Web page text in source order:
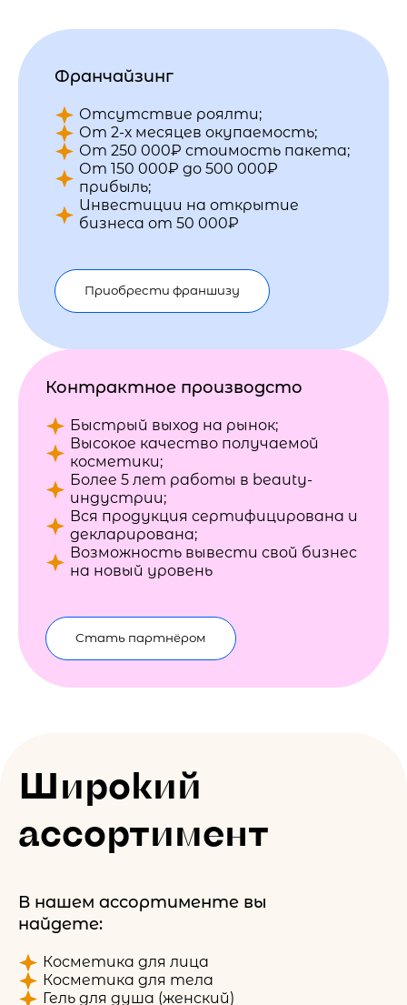
Франчайзинг
Отсутствие роялти;
От 2-х месяцев окупаемость;
От 250 000₽ стоимость пакета;
От 150 000₽ до 500 000₽
прибыль;
Инвестиции на открытие
бизнеса от 50 000₽
Приобрести франшизу
Контрактное производсто
Быстрый выход на рынок;
Высокое качество получаемой
косметики;
Более 5 лет работы в beauty-
индустрии;
Вся продукция сертифицирована и
декларирована;
Возможность вывести свой бизнес
на новый уровень
Стать партнёром
Широкий
ассортимент
В нашем ассортименте вы
найдете:
Косметика для лица
Косметика для тела
Гель для душа (женский)